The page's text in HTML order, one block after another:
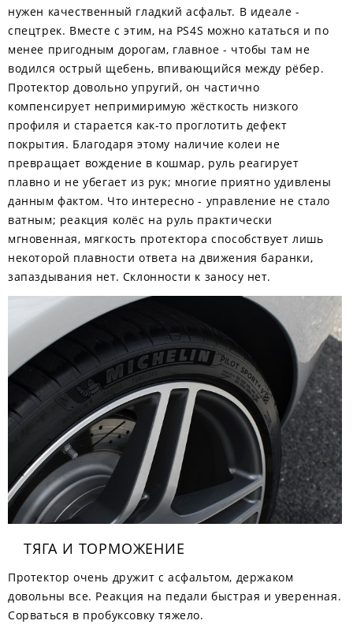
нужен качественный гладкий асфальт. В идеале -
спецтрек. Вместе с этим, на PS4S можно кататься и по
менее пригодным дорогам, главное - чтобы там не
водился острый щебень, впивающийся между рёбер.
Протектор довольно упругий, он частично
компенсирует непримиримую жёсткость низкого
профиля и старается как-то проглотить дефект
покрытия. Благодаря этому наличие колеи не
превращает вождение в кошмар, руль реагирует
плавно и не убегает из рук; многие приятно удивлены
данным фактом. Что интересно - управление не стало
ватным; реакция колёс на руль практически
мгновенная, мягкость протектора способствует лишь
некоторой плавности ответа на движения баранки,
запаздывания нет. Склонности к заносу нет.
ТЯГА И ТОРМОЖЕНИЕ
Протектор очень дружит с асфальтом, держаком
довольны все. Реакция на педали быстрая и уверенная.
Сорваться в пробуксовку тяжело.